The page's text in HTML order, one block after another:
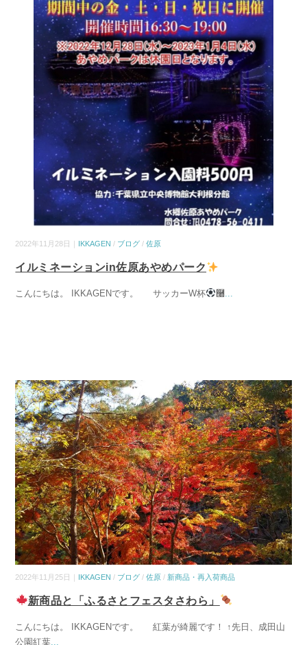
2022年11月28日｜ IKKAGEN / ブログ /佐原
イルミネーションin佐原あやめパーク
こんにちは。 IKKAGENです。 サッカーW杯 ࿠
2022年11月25日｜ IKKAGEN / ブログ /佐原 / 新商品・再入荷商品
新商品と「ふるさとフェスタさわら」
こんにちは。 IKKAGENです。 紅葉が綺麗です！ ↑先日、成田山
公園紅葉